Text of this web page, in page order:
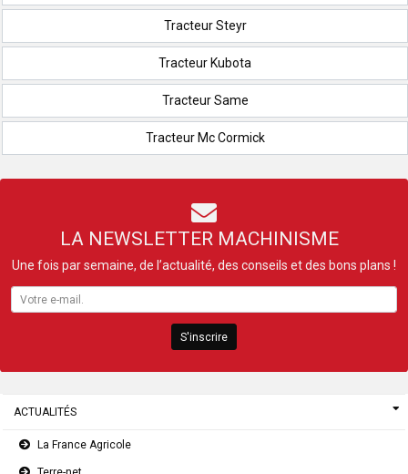
Tracteur Steyr
Tracteur Kubota
Tracteur Same
Tracteur Mc Cormick
LA NEWSLETTER MACHINISME
Une fois par semaine, de l’actualité, des conseils et des bons plans !
S'inscrire
ACTUALITÉS
La France Agricole